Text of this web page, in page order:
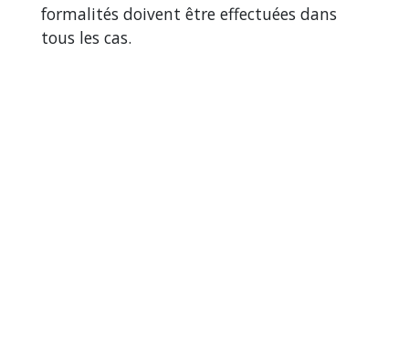
formalités doivent être effectuées dans
tous les cas.